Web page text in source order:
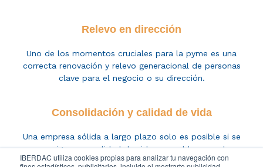
IBERDAC utiliza cookies propias para analizar tu navegación con
Relevo en dirección
Uno de los momentos cruciales para la pyme es una
correcta renovación y relevo generacional de personas
clave para el negocio o su dirección.
Consolidación y calidad de vida
Una empresa sólida a largo plazo solo es posible si se
consigue una calidad de vida razonable para el
empresario.